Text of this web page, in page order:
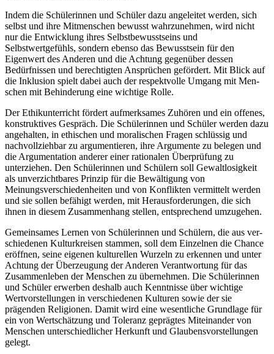
Indem die Schülerinnen und Schüler dazu angeleitet werden, sich
selbst und ihre Mitmenschen bewusst wahr­zunehmen, wird nicht
nur die Entwicklung ihres Selbstbewusstseins und
Selbstwertgefühls, sondern ebenso das Bewusstsein für den
Eigenwert des Anderen und die Achtung gegenüber dessen
Bedürfnissen und berech­tigten Ansprüchen gefördert. Mit Blick auf
die Inklusion spielt dabei auch der respektvolle Umgang mit Men­
schen mit Behinderung eine wichtige Rolle.
Der Ethikunterricht fördert aufmerksames Zuhören und ein offenes,
konstruktives Gespräch. Die Schülerinnen und Schüler werden dazu
angehalten, in ethischen und moralischen Fragen schlüssig und
nachvollziehbar zu argumentieren, ihre Argumente zu belegen und
die Argumentation anderer einer rationalen Überprüfung zu
unterziehen. Den Schülerinnen und Schülern soll Gewaltlosigkeit
als unverzichtbares Prinzip für die Bewäl­ti­gung von
Meinungsverschiedenheiten und von Konflikten vermittelt werden
und sie sollen befähigt werden, mit Herausforderungen, die sich
ihnen in diesem Zusammenhang stellen, entsprechend umzugehen.
Gemeinsames Lernen von Schülerinnen und Schülern, die aus ver­
schie­denen Kulturkreisen stammen, soll dem Einzelnen die Chance
eröffnen, seine eigenen kulturellen Wurzeln zu erkennen und unter
Achtung der Überzeugung der Anderen Verantwortung für das
Zusammenleben der Menschen zu übernehmen. Die Schülerinnen
und Schüler erwerben deshalb auch Kenntnisse über wichtige
Wertvorstellungen in ver­schie­denen Kulturen sowie der sie
prägenden Religionen. Damit wird eine wesentliche Grundlage für
ein von Wertschätzung und Toleranz geprägtes Miteinander von
Menschen unterschiedlicher Herkunft und Glaubens­vorstellungen
gelegt.